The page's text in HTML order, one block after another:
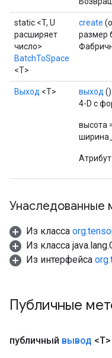
static <T, U
расширяет
число>
BatchToSpace
<T>
create
размер
Выход <Т> выход ()
4-D с
высота
Унаследованные
Из класса
Из класса
Из интерфейса
Публичные
публичный вывод <T>